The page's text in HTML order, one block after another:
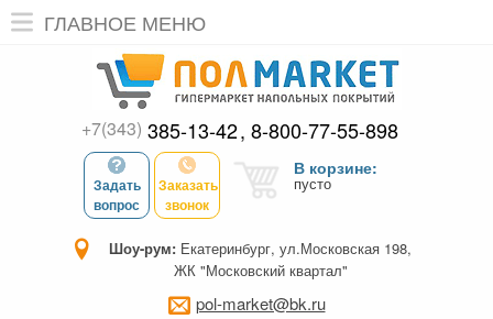
ГЛАВНОЕ МЕНЮ
+7(343) 385-13-42 8-800-77-55-898
Задать
вопрос
Заказать
звонок
В корзине:
пусто
Шоу-рум: Екатеринбург, ул.Московская 198,
ЖК "Московский квартал"
pol-market@bk.ru